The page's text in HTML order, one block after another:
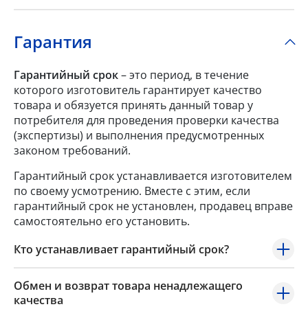
Гарантия
Гарантийный срок– это период, в течение
которого изготовитель гарантирует качество
товара и обязуется принять данный товар у
потребителя для проведения проверки качества
(экспертизы) и выполнения предусмотренных
законом требований.
Гарантийный срок устанавливается изготовителем
по своему усмотрению. Вместе с этим, если
гарантийный срок не установлен, продавец вправе
самостоятельно его установить.
Кто устанавливает гарантийный срок?
Обмен и возврат товара ненадлежащего
качества